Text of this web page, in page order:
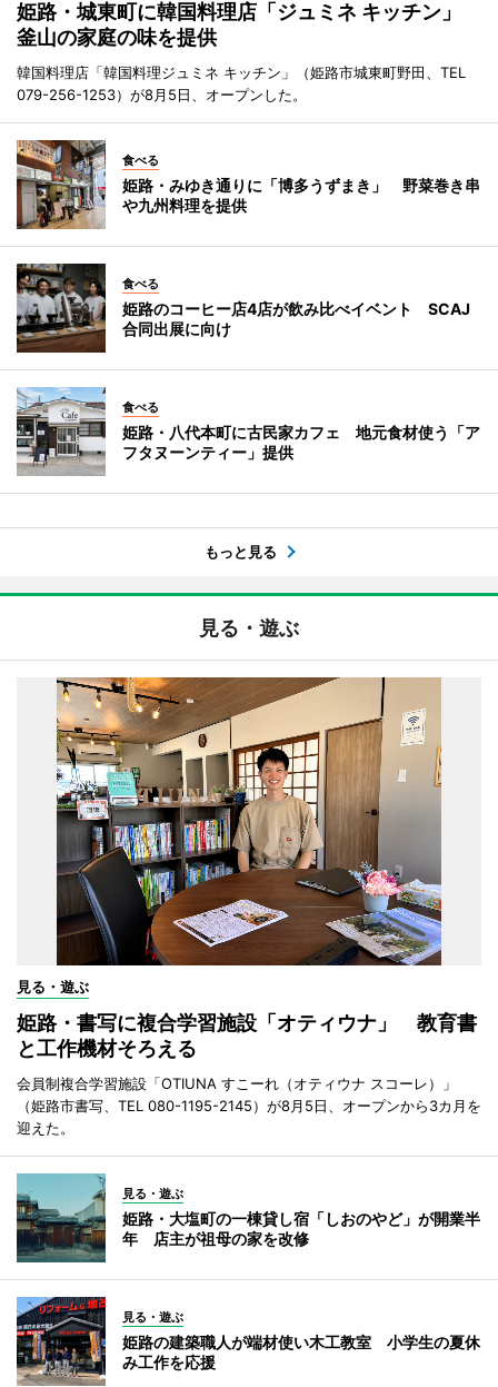
姫路・城東町に韓国料理店「ジュミネ キッチン」
釜山の家庭の味を提供
韓国料理店「韓国料理ジュミネ キッチン」（姫路市城東町野田、TEL
079-256-1253）が8月5日、オープンした。
食べる
姫路・みゆき通りに「博多うずまき」 野菜巻き串
や九州料理を提供
食べる
姫路のコーヒー店4店が飲み比べイベント SCAJ
合同出展に向け
食べる
姫路・八代本町に古民家カフェ 地元食材使う「ア
フタヌーンティー」提供
もっと見る
見る・遊ぶ
見る・遊ぶ
姫路・書写に複合学習施設「オティウナ」 教育書
と工作機材そろえる
会員制複合学習施設「OTIUNA すこーれ（オティウナ スコーレ）」
（姫路市書写、TEL 080-1195-2145）が8月5日、オープンから3カ月を
迎えた。
見る・遊ぶ
姫路・大塩町の一棟貸し宿「しおのやど」が開業半
年 店主が祖母の家を改修
見る・遊ぶ
姫路の建築職人が端材使い木工教室 小学生の夏休
み工作を応援